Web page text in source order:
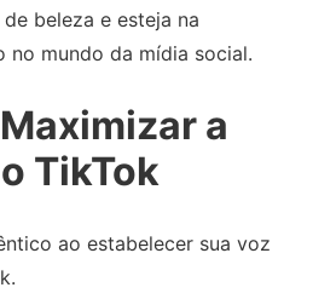
beleza e esteja na
no mundo da mídia social.
a
TikTok
ao estabelecer sua voz